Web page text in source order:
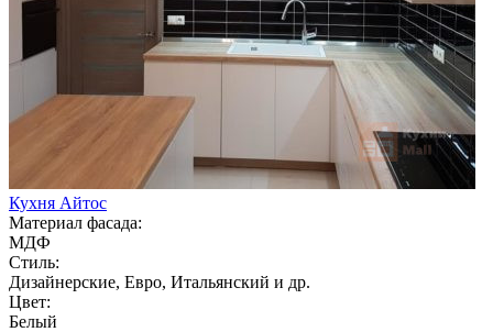
Кухня Айтос
Материал фасада:
МДФ
Стиль:
Дизайнерские, Евро, Итальянский и др.
Цвет:
Белый